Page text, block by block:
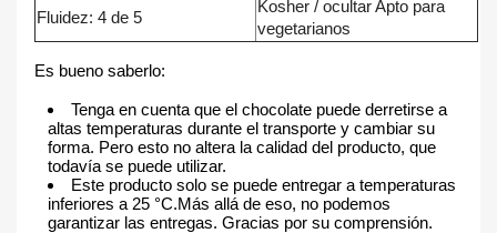
Fluidez: 4 de 5
Kosher / ocultarApto para
vegetarianos
Es bueno saberlo:
Tenga en cuenta que el chocolate puede derretirse a
altas temperaturas durante el transporte y cambiar su
forma. Pero esto no altera la calidad del producto, que
todavía se puede utilizar.
Este producto solo se puede entregar a temperaturas
inferiores a 25 °C.Más allá de eso, no podemos
garantizar las entregas. Gracias por su comprensión.